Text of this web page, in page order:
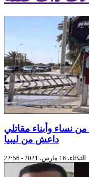
نساء وأبناء مقاتلي
داعش من ليبيا
الثلاثاء، 16 مارس، 2021 - 22:56